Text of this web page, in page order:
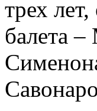
трех
балета